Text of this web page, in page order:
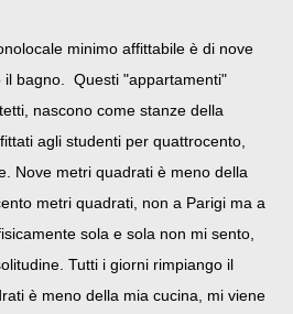
minimo affittabile è di nove
il bagno. Questi "appartamenti"
nascono come stanze della
agli studenti per quattrocento,
Nove metri quadrati è meno della
metri quadrati, non a Parigi ma a
sola e sola non mi sento,
Tutti i giorni rimpiango il
è meno della mia cucina, mi viene